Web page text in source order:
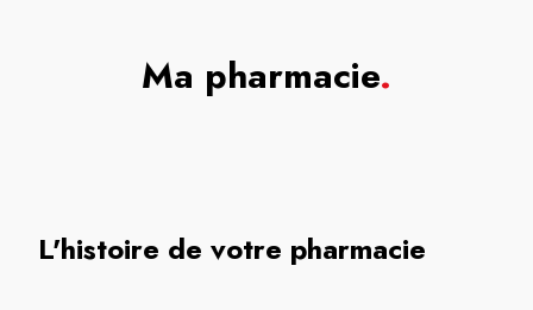
Ma pharmacie.
L'histoire de votre pharmacie